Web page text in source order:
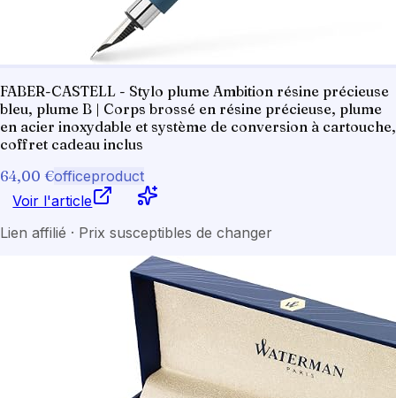
FABER-CASTELL - Stylo plume Ambition résine précieuse
bleu, plume B | Corps brossé en résine précieuse, plume
en acier inoxydable et système de conversion à cartouche,
coffret cadeau inclus
64,00 €officeproduct
Voir l'article
Lien affilié · Prix susceptibles de changer